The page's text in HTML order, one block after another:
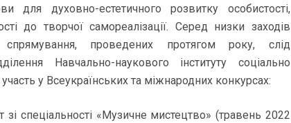
для духовно-естетичного розвитку особистості,
до творчої самореалізації. Серед низки заходів
спрямування, проведених протягом року, слід
Навчально-наукового інституту соціально
участь у Всеукраїнських та міжнародних конкурсах:
зі спеціальності «Музичне мистецтво» (травень 2022